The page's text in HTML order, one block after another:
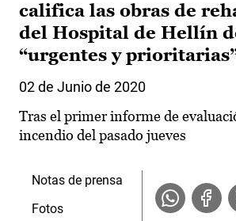
califica las obras de
del Hospital de Hellín
“urgentes y
02 de Junio de 2020
Tras el primer informe de
incendio del pasado jueves
Notas de prensa
Fotos